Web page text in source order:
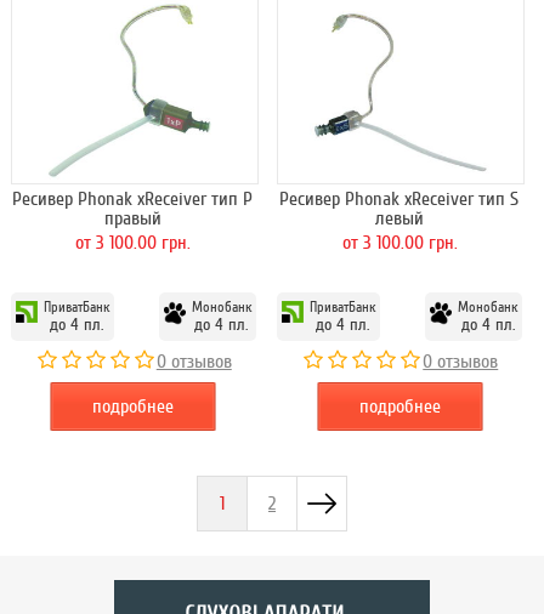
Ресивер Phonak xReceiver тип P
правый
от 3 100.00 грн.
ПриватБанк
до 4 пл.
Монобанк
до 4 пл.
0 отзывов
подробнее
Ресивер Phonak xReceiver тип S
левый
от 3 100.00 грн.
ПриватБанк
до 4 пл.
Монобанк
до 4 пл.
0 отзывов
подробнее
1 2